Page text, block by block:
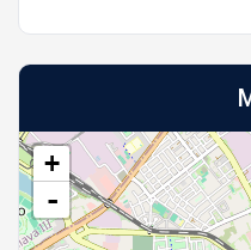
+
-